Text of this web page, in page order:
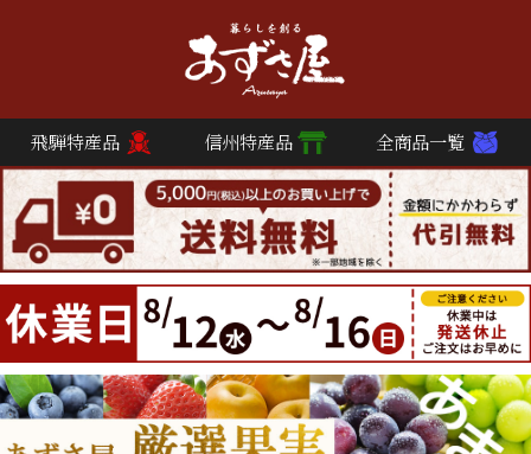
飛騨特産品 信州特産品 全商品一覧